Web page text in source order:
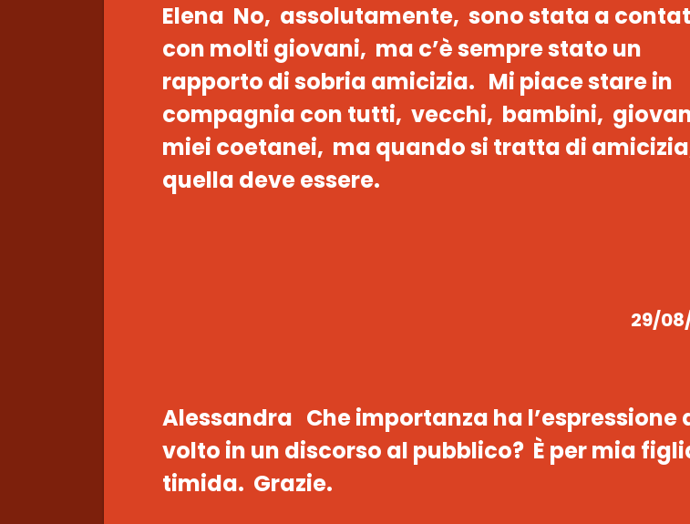
Elena No, assolutamente, sono stata a
con molti giovani, ma c’è sempre stato un
rapporto di sobria amicizia. Mi piace stare in
compagnia con tutti, vecchi, bambini,
miei coetanei, ma quando si tratta di
quella deve essere.
29/
Alessandra Che importanza ha l’espressione
volto in un discorso al pubblico? È per mia
timida. Grazie.